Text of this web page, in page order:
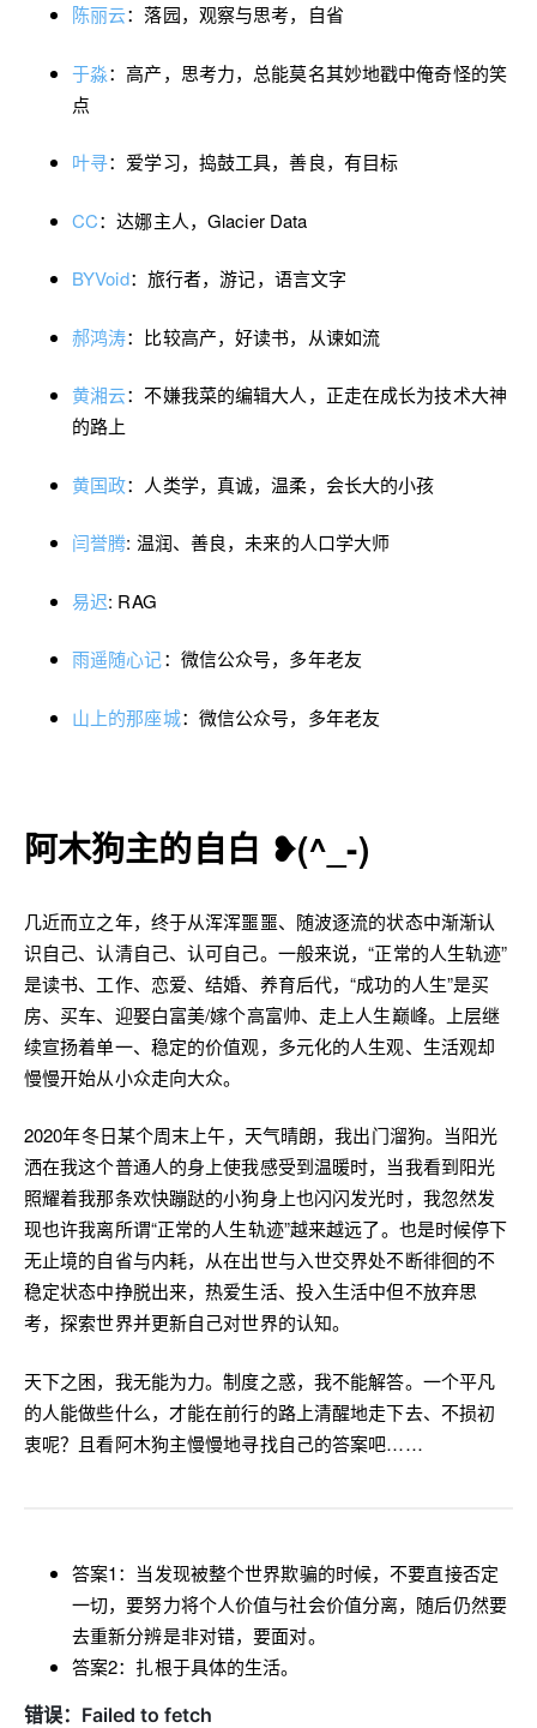
陈丽云：落园，观察与思考，自省
于淼：高产，思考力，总能莫名其妙地戳中俺奇怪的笑
点
叶寻：爱学习，捣鼓工具，善良，有目标
CC：达娜主人，Glacier Data
BYVoid：旅行者，游记，语言文字
郝鸿涛：比较高产，好读书，从谏如流
黄湘云：不嫌我菜的编辑大人，正走在成长为技术大神
的路上
黄国政：人类学，真诚，温柔，会长大的小孩
闫誉腾: 温润、善良，未来的人口学大师
易迟: RAG
雨遥随心记：微信公众号，多年老友
山上的那座城：微信公众号，多年老友
阿木狗主的自白 ❥(^_-)
几近而立之年，终于从浑浑噩噩、随波逐流的状态中渐渐认
识自己、认清自己、认可自己。一般来说，“正常的人生轨迹”
是读书、工作、恋爱、结婚、养育后代，“成功的人生”是买
房、买车、迎娶白富美/嫁个高富帅、走上人生巅峰。上层继
续宣扬着单一、稳定的价值观，多元化的人生观、生活观却
慢慢开始从小众走向大众。
2020年冬日某个周末上午，天气晴朗，我出门溜狗。当阳光
洒在我这个普通人的身上使我感受到温暖时，当我看到阳光
照耀着我那条欢快蹦跶的小狗身上也闪闪发光时，我忽然发
现也许我离所谓“正常的人生轨迹”越来越远了。也是时候停下
无止境的自省与内耗，从在出世与入世交界处不断徘徊的不
稳定状态中挣脱出来，热爱生活、投入生活中但不放弃思
考，探索世界并更新自己对世界的认知。
天下之困，我无能为力。制度之惑，我不能解答。一个平凡
的人能做些什么，才能在前行的路上清醒地走下去、不损初
衷呢？且看阿木狗主慢慢地寻找自己的答案吧……
答案1：当发现被整个世界欺骗的时候，不要直接否定
一切，要努力将个人价值与社会价值分离，随后仍然要
去重新分辨是非对错，要面对。
答案2：扎根于具体的生活。